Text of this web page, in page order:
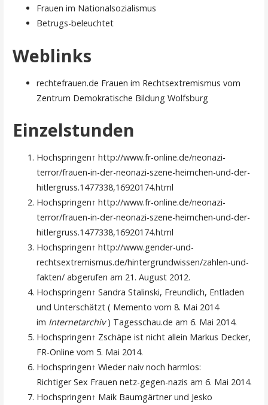
Frauen im Nationalsozialismus
Betrugs-beleuchtet
Weblinks
rechtefrauen.de Frauen im Rechtsextremismus vom
Zentrum Demokratische Bildung Wolfsburg
Einzelstunden
Hochspringen↑ http://www.fr-online.de/neonazi-
terror/frauen-in-der-neonazi-szene-heimchen-und-der-
hitlergruss.1477338,16920174.html
Hochspringen↑ http://www.fr-online.de/neonazi-
terror/frauen-in-der-neonazi-szene-heimchen-und-der-
hitlergruss.1477338,16920174.html
Hochspringen↑ http://www.gender-und-
rechtsextremismus.de/hintergrundwissen/zahlen-und-
fakten/ abgerufen am 21. August 2012.
Hochspringen↑ Sandra Stalinski, Freundlich, Entladen
und Unterschätzt ( Memento vom 8. Mai 2014
im Internetarchiv) Tagesschau.de am 6. Mai 2014.
Hochspringen↑ Zschäpe ist nicht allein Markus Decker,
FR-Online vom 5. Mai 2014.
Hochspringen↑ Wieder naiv noch harmlos:
Richtiger Sex Frauen netz-gegen-nazis am 6. Mai 2014.
Hochspringen↑ Maik Baumgärtner und Jesko